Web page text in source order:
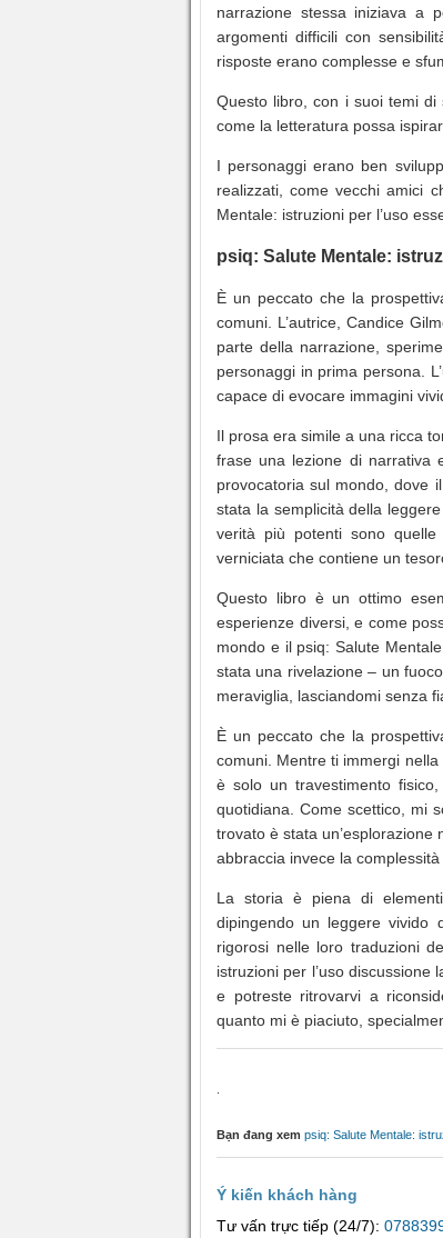
narrazione stessa iniziava a
argomenti difficili con
risposte erano complesse e
Questo libro, con i suoi temi
come la letteratura possa
I personaggi erano ben
realizzati, come vecchi amici
Mentale: istruzioni per l’uso
psiq: Salute Mentale:
È un peccato che la
comuni. L’autrice, Candice
parte della narrazione,
personaggi in prima persona.
capace di evocare immagini
Il prosa era simile a una ricca
frase una lezione di narrativa
provocatoria sul mondo, dove
stata la semplicità della
verità più potenti sono
verniciata che contiene un
Questo libro è un ottimo
esperienze diversi, e come
mondo e il psiq: Salute
stata una rivelazione – un
meraviglia, lasciandomi senza
È un peccato che la
comuni. Mentre ti immergi
è solo un travestimento
quotidiana. Come scettico, mi
trovato è stata
abbraccia invece la
La storia è piena di elementi
dipingendo un leggere vivido
rigorosi nelle loro traduzioni
istruzioni per l’uso
e potreste ritrovarvi a
quanto mi è piaciuto,
Bạn đang xem psiq: Salute Mentale:
Ý kiến khách hàng
Tư vấn trực tiếp (24/7):